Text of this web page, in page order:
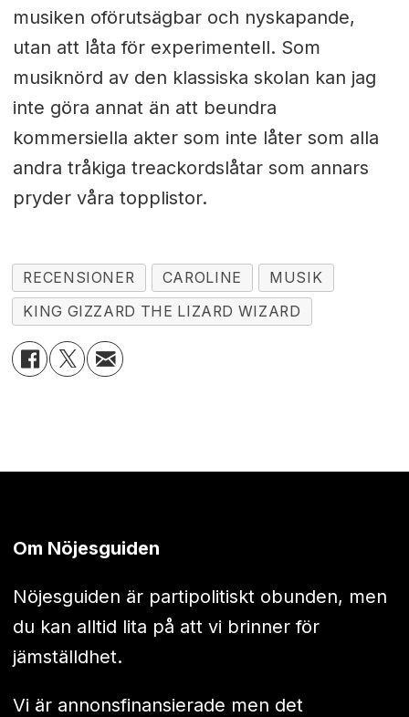
musiken oförutsägbar och nyskapande,
utan att låta för experimentell. Som
musiknörd av den klassiska skolan kan jag
inte göra annat än att beundra
kommersiella akter som inte låter som alla
andra tråkiga treackordslåtar som annars
pryder våra topplistor.
RECENSIONER CAROLINE
MUSIK
KING GIZZARD THE LIZARD WIZARD
Om Nöjesguiden
Nöjesguiden är partipolitiskt obunden, men
du kan alltid lita på att vi brinner för
jämställdhet.
Vi är annonsfinansierade men det